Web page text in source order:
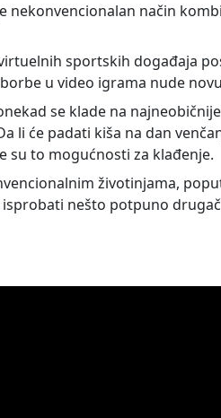
nekonvencionalan način
sportskih događaja
u video igrama nude
se klade na
li će padati kiša na dan
su to mogućnosti za klađenje.
životinjama,
nešto potpuno